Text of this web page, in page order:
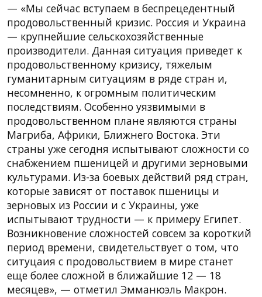
— «Мы сейчас вступаем в беспрецедентный
продовольственный кризис. Россия и Украина
— крупнейшие сельскохозяйственные
производители. Данная ситуация приведет к
продовольственному кризису, тяжелым
гуманитарным ситуациям в ряде стран и,
несомненно, к огромным политическим
последствиям. Особенно уязвимыми в
продовольственном плане являются страны
Магриба, Африки, Ближнего Востока. Эти
страны уже сегодня испытывают сложности со
снабжением пшеницей и другими зерновыми
культурами. Из-за боевых действий ряд стран,
которые зависят от поставок пшеницы и
зерновых из России и с Украины, уже
испытывают трудности — к примеру Египет.
Возникновение сложностей совсем за короткий
период времени, свидетельствует о том, что
ситуцаия с продовольствием в мире станет
еще более сложной в ближайшие 12 — 18
месяцев», — отметил Эмманюэль Макрон.